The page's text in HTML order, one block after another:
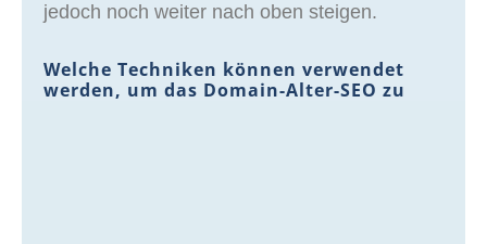
jedoch noch weiter nach oben steigen.
Welche Techniken können verwendet
werden, um das Domain-Alter-SEO zu